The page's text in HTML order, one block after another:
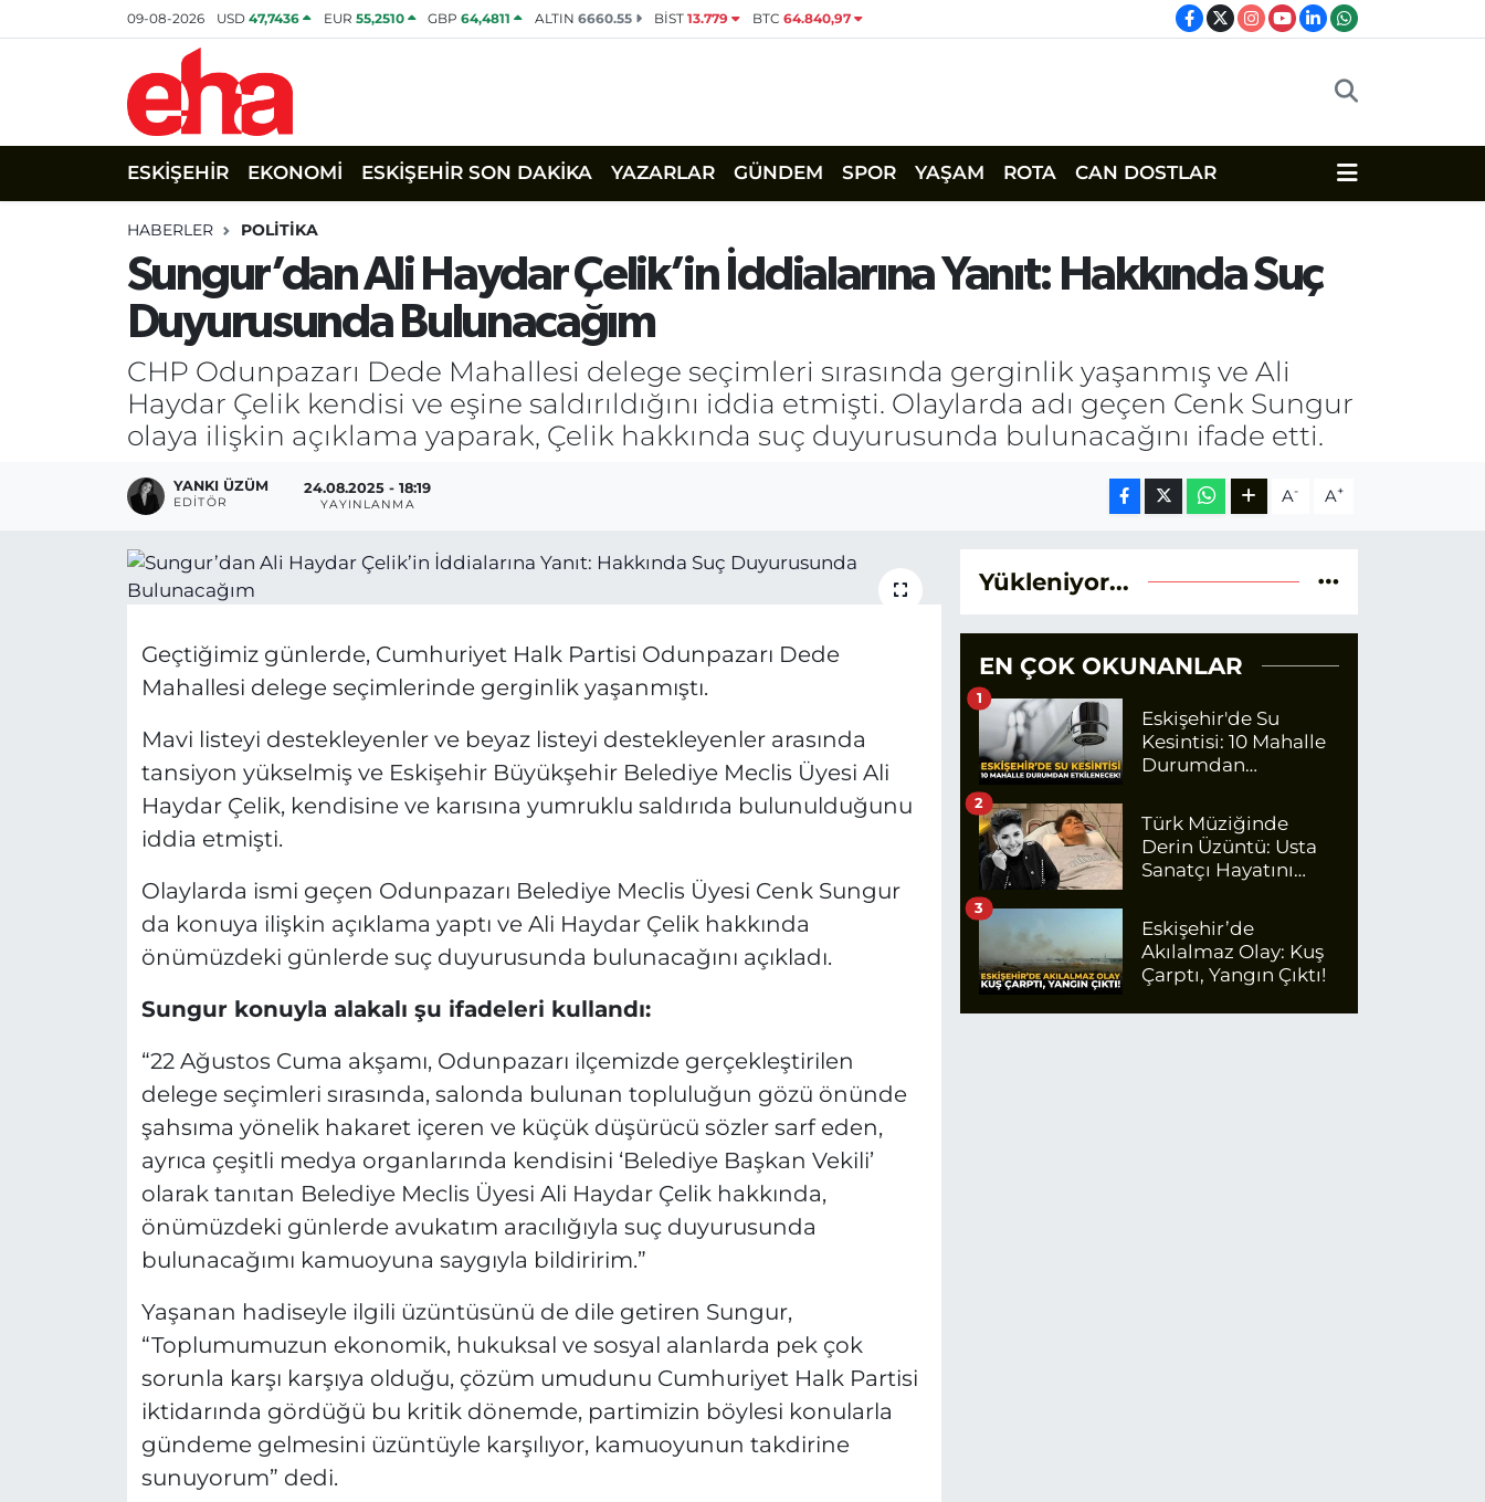
09-08-2026 USD47,7436 EUR 55,2510 GBP64,4811 ALTIN 6660.55 BİST13.779 BTC 64.840,97
ESKİŞEHİR EKONOMİ ESKİŞEHİR SON DAKİKA YAZARLAR GÜNDEM SPOR YAŞAM ROTA CAN DOSTLAR
HABERLER POLİTİKA
Sungur’dan Ali Haydar Çelik’in İddialarına Yanıt: Hakkında Suç
Duyurusunda Bulunacağım
CHP Odunpazarı Dede Mahallesi delege seçimleri sırasında gerginlik yaşanmış ve Ali
Haydar Çelik kendisi ve eşine saldırıldığını iddia etmişti. Olaylarda adı geçen Cenk Sungur
olaya ilişkin açıklama yaparak, Çelik hakkında suç duyurusunda bulunacağını ifade etti.
YANKI ÜZÜM
EDITÖR
24.08.2025 - 18:19
YAYINLANMA A- A+
Geçtiğimiz günlerde, Cumhuriyet Halk Partisi Odunpazarı Dede
Mahallesi delege seçimlerinde gerginlik yaşanmıştı.
Mavi listeyi destekleyenler ve beyaz listeyi destekleyenler arasında
tansiyon yükselmiş ve Eskişehir Büyükşehir Belediye Meclis Üyesi Ali
Haydar Çelik, kendisine ve karısına yumruklu saldırıda bulunulduğunu
iddia etmişti.
Olaylarda ismi geçen Odunpazarı Belediye Meclis Üyesi Cenk Sungur
da konuya ilişkin açıklama yaptı ve Ali Haydar Çelik hakkında
önümüzdeki günlerde suç duyurusunda bulunacağını açıkladı.
Sungur konuyla alakalı şu ifadeleri kullandı:
“22 Ağustos Cuma akşamı, Odunpazarı ilçemizde gerçekleştirilen
delege seçimleri sırasında, salonda bulunan topluluğun gözü önünde
şahsıma yönelik hakaret içeren ve küçük düşürücü sözler sarf eden,
ayrıca çeşitli medya organlarında kendisini ‘Belediye Başkan Vekili’
olarak tanıtan Belediye Meclis Üyesi Ali Haydar Çelik hakkında,
önümüzdeki günlerde avukatım aracılığıyla suç duyurusunda
bulunacağımı kamuoyuna saygıyla bildiririm.”
Yaşanan hadiseyle ilgili üzüntüsünü de dile getiren Sungur,
“Toplumumuzun ekonomik, hukuksal ve sosyal alanlarda pek çok
sorunla karşı karşıya olduğu, çözüm umudunu Cumhuriyet Halk Partisi
iktidarında gördüğü bu kritik dönemde, partimizin böylesi konularla
gündeme gelmesini üzüntüyle karşılıyor, kamuoyunun takdirine
sunuyorum” dedi.
Yükleniyor...
EN ÇOK OKUNANLAR
Eskişehir'de Su
Kesintisi: 10 Mahalle
Durumdan
1
Türk Müziğinde
Derin Üzüntü: Usta
Sanatçı Hayatını
2
Eskişehir’de
Akılalmaz Olay: Kuş
Çarptı, Yangın Çıktı!
3